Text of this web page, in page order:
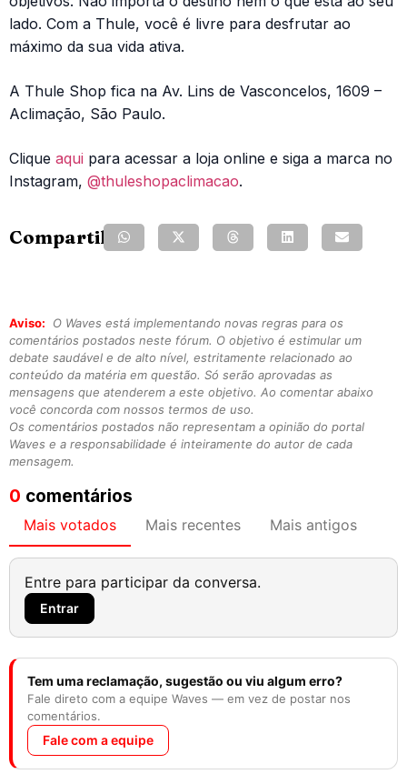
lado. Com a Thule, você é livre para desfrutar ao
máximo da sua vida ativa.
A Thule Shop fica na Av. Lins de Vasconcelos, 1609 –
Aclimação, São Paulo.
Clique aqui para acessar a loja online e siga a marca no
Instagram, @thuleshopaclimacao.
Compartilhe:
Aviso:
O Waves está implementando novas regras para os
comentários postados neste fórum. O objetivo é estimular um
debate saudável e de alto nível, estritamente relacionado ao
conteúdo da matéria em questão. Só serão aprovadas as
mensagens que atenderem a este objetivo. Ao comentar abaixo
você concorda com nossos termos de uso.
Os comentários postados não representam a opinião do portal
Waves e a responsabilidade é inteiramente do autor de cada
mensagem.
0 comentários
Mais votados Mais recentes Mais antigos
Entre para participar da conversa.
Entrar
Tem uma reclamação, sugestão ou viu algum erro?
Fale direto com a equipe Waves — em vez de postar nos
comentários.
Fale com a equipe